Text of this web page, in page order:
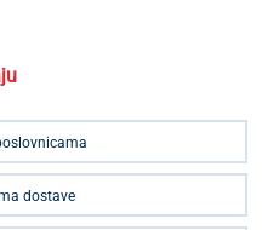
dostave